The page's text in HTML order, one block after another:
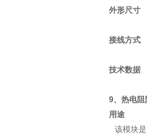
外形尺寸
接线方式
技术数据
9、热电阻
用途
该模块